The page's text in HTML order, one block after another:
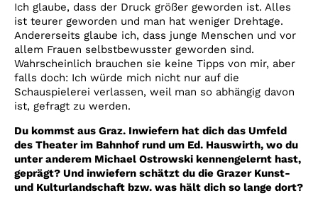
Ich glaube, dass der Druck größer geworden ist. Alles
ist teurer geworden und man hat weniger Drehtage.
Andererseits glaube ich, dass junge Menschen und vor
allem Frauen selbstbewusster geworden sind.
Wahrscheinlich brauchen sie keine Tipps von mir, aber
falls doch: Ich würde mich nicht nur auf die
Schauspielerei verlassen, weil man so abhängig davon
ist, gefragt zu werden.
Du kommst aus Graz. Inwiefern hat dich das Umfeld
des Theater im Bahnhof rund um Ed. Hauswirth, wo du
unter anderem Michael Ostrowski kennengelernt hast,
geprägt? Und inwiefern schätzt du die Grazer Kunst-
und Kulturlandschaft bzw. was hält dich so lange dort?